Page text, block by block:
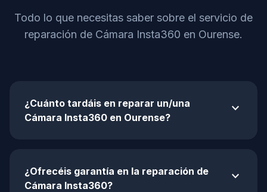
Todo lo que necesitas saber sobre el servicio de
reparación de Cámara Insta360 en Ourense.
¿Cuánto tardáis en reparar un/una
Cámara Insta360 en Ourense?
expand_more
¿Ofrecéis garantía en la reparación de
Cámara Insta360?
expand_more